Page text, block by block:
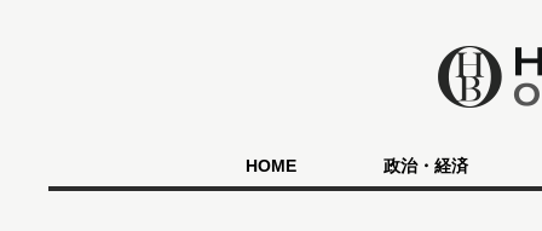
HOME 政治・経済